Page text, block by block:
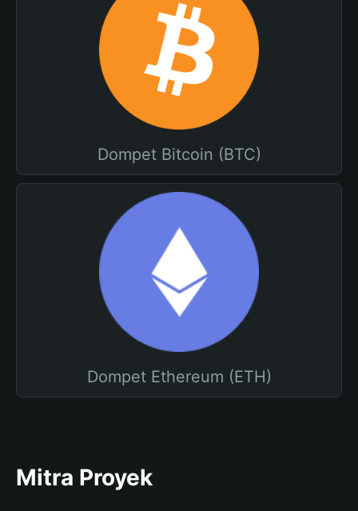
Dompet Bitcoin (BTC)
Dompet Ethereum (ETH)
Mitra Proyek